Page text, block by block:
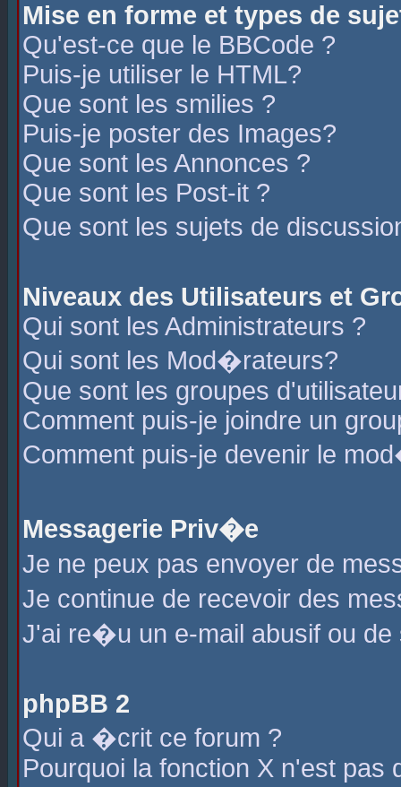
Mise en forme et types de
Qu'est-ce que le BBCode ?
Puis-je utiliser le HTML?
Que sont les smilies ?
Puis-je poster des Images?
Que sont les Annonces ?
Que sont les Post-it ?
Que sont les sujets de
Niveaux des Utilisateurs et
Qui sont les Administrateurs ?
Qui sont les Mod�rateurs?
Que sont les groupes
Comment puis-je joindre un
Comment puis-je devenir le
Messagerie Priv�e
Je ne peux pas envoyer de
Je continue de recevoir des
J'ai re�u un e-mail abusif ou de
phpBB 2
Qui a �crit ce forum ?
Pourquoi la fonction X n'est pas